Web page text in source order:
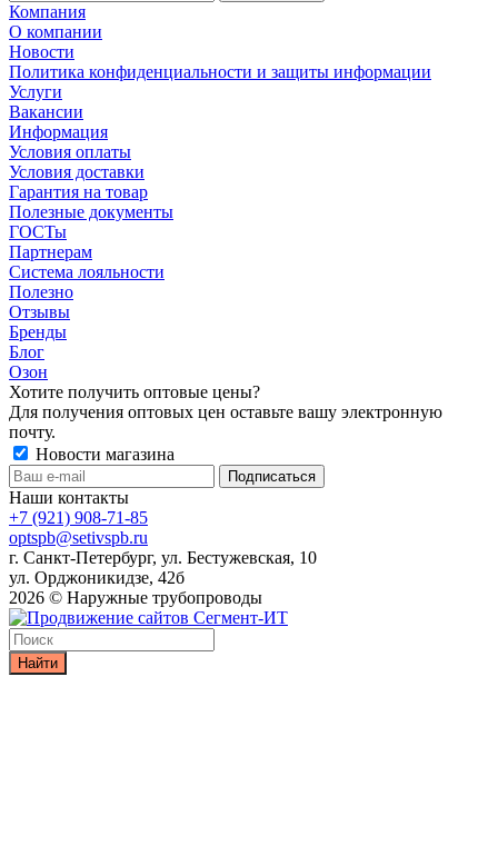
Компания
О компании
Новости
Политика конфиденциальности и защиты информации
Услуги
Вакансии
Информация
Условия оплаты
Условия доставки
Гарантия на товар
Полезные документы
ГОСТы
Партнерам
Система лояльности
Полезно
Отзывы
Бренды
Блог
Озон
Хотите получить оптовые цены?
Для получения оптовых цен оставьте вашу электронную
почту.
Новости магазина
Наши контакты
+7 (921) 908-71-85
optspb@setivspb.ru
г. Санкт-Петербург, ул. Бестужевская, 10
ул. Орджоникидзе, 42б
2026 © Наружные трубопроводы
Найти